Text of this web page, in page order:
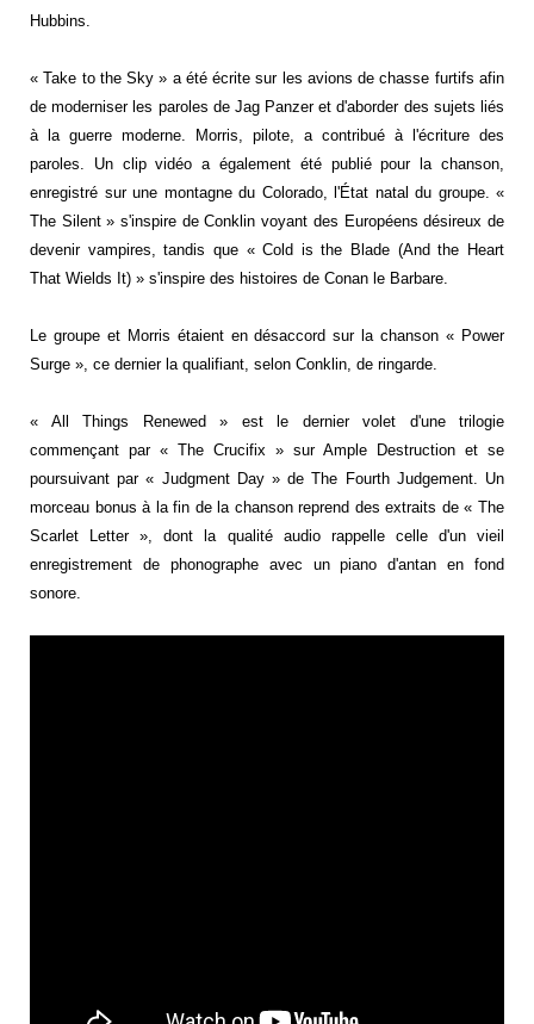
Hubbins.
« Take to the Sky » a été écrite sur les avions de chasse furtifs afin
de moderniser les paroles de Jag Panzer et d'aborder des sujets liés
à la guerre moderne. Morris, pilote, a contribué à l'écriture des
paroles. Un clip vidéo a également été publié pour la chanson,
enregistré sur une montagne du Colorado, l'État natal du groupe. «
The Silent » s'inspire de Conklin voyant des Européens désireux de
devenir vampires, tandis que « Cold is the Blade (And the Heart
That Wields It) » s'inspire des histoires de Conan le Barbare.
Le groupe et Morris étaient en désaccord sur la chanson « Power
Surge », ce dernier la qualifiant, selon Conklin, de ringarde.
« All Things Renewed » est le dernier volet d'une trilogie
commençant par « The Crucifix » sur Ample Destruction et se
poursuivant par « Judgment Day » de The Fourth Judgement. Un
morceau bonus à la fin de la chanson reprend des extraits de « The
Scarlet Letter », dont la qualité audio rappelle celle d'un vieil
enregistrement de phonographe avec un piano d'antan en fond
sonore.